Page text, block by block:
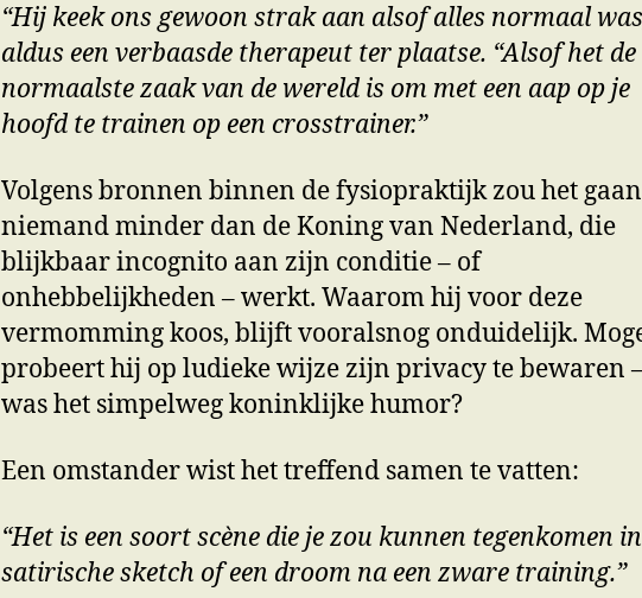
“Hij keek ons gewoon strak aan alsof alles normaal
aldus een verbaasde therapeut ter plaatse. “Alsof het de
normaalste zaak van de wereld is om met een aap op je
hoofd te trainen op een crosstrainer.”
Volgens bronnen binnen de fysiopraktijk zou het
niemand minder dan de Koning van Nederland, die
blijkbaar incognito aan zijn conditie – of
onhebbelijkheden – werkt. Waarom hij voor deze
vermomming koos, blijft vooralsnog onduidelijk.
probeert hij op ludieke wijze zijn privacy te bewaren
was het simpelweg koninklijke humor?
Een omstander wist het treffend samen te vatten:
“Het is een soort scène die je zou kunnen tegenkomen
satirische sketch of een droom na een zware training.”